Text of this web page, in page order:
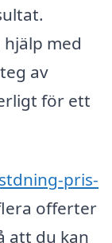
med
av
för ett
pris-
offerter
att du kan